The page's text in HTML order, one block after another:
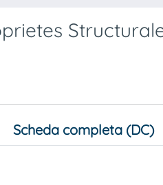
Scheda completa (DC)